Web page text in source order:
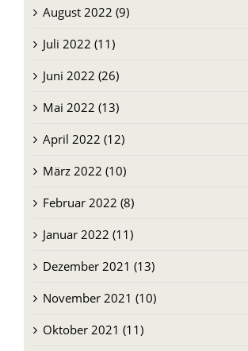
August 2022 (9)
Juli 2022 (11)
Juni 2022 (26)
Mai 2022 (13)
April 2022 (12)
März 2022 (10)
Februar 2022 (8)
Januar 2022 (11)
Dezember 2021 (13)
November 2021 (10)
Oktober 2021 (11)